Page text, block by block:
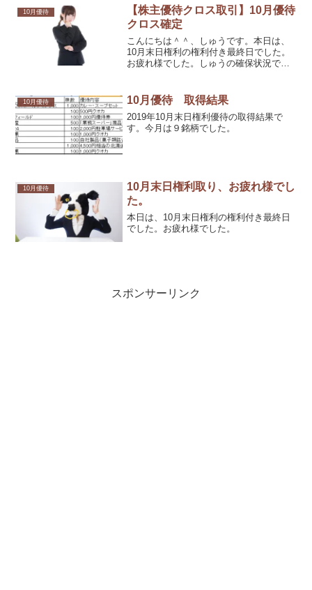
滅へ。また、元の15銘柄に戻ってしまい
ました。がっかりです。
10月優待
【株主優待クロス取引】10月優待
クロス確定
こんにちは＾＾、しゅうです。本日は、
10月末日権利の権利付き最終日でした。
お疲れ様でした。しゅうの確保状況で
10月優待 10月優待 取得結果
2019年10月末日権利優待の取得結果で
す。今月は９銘柄でした。
10月優待
10月末日権利取り、お疲れ様でし
た。
本日は、10月末日権利の権利付き最終日
でした。お疲れ様でした。
スポンサーリンク